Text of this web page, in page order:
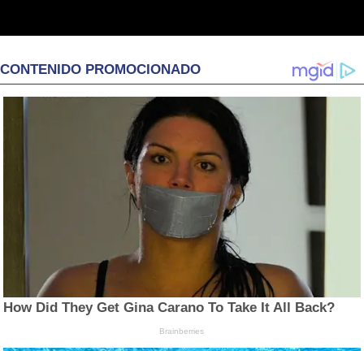
CONTENIDO PROMOCIONADO
How Did They Get Gina Carano To Take It All Back?
Brainberries